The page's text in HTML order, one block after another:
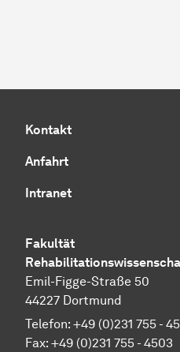
Kontakt
Anfahrt
Intranet
Fakultät
Emil-Figge-Straße 50
44227 Dortmund
Telefon: +49 (0)231 755 -
Fax: +49 (0)231 755 - 4503